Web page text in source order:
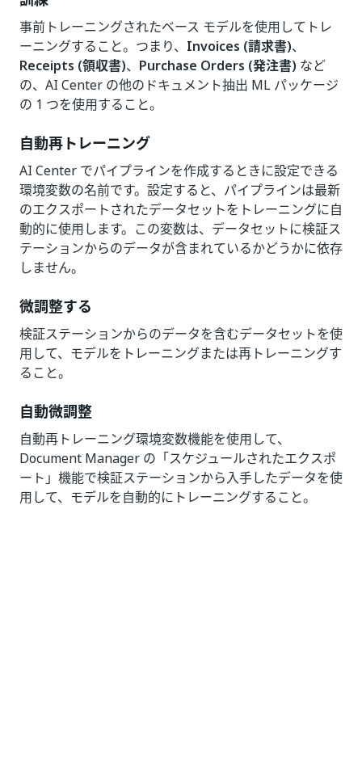
事前トレーニングされたベース モデルを使用してトレ
ーニングすること。つまり、 Invoices (請求書)、
Receipts (領収書)、 Purchase Orders (発注書) など
の、AI Center の他のドキュメント抽出 ML パッケージ
の 1 つを使用すること。
自動再トレーニング
AI Center でパイプラインを作成するときに設定できる
環境変数の名前です。設定すると、パイプラインは最新
のエクスポートされたデータセットをトレーニングに自
動的に使用します。この変数は、データセットに検証ス
テーションからのデータが含まれているかどうかに依存
しません。
微調整する
検証ステーションからのデータを含むデータセットを使
用して、モデルをトレーニングまたは再トレーニングす
ること。
自動微調整
自動再トレーニング環境変数機能を使用して、
Document Manager の「スケジュールされたエクスポ
ート」機能で検証ステーションから入手したデータを使
用して、モデルを自動的にトレーニングすること。